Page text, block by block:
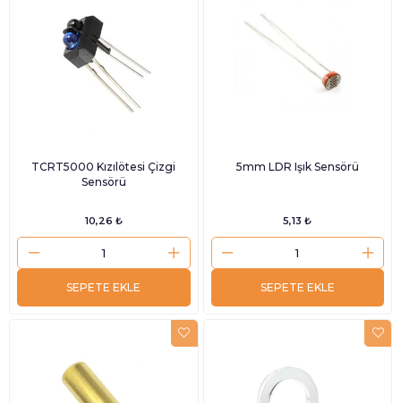
TCRT5000 Kızılötesi Çizgi
Sensörü
10,26 ₺
SEPETE EKLE
5mm LDR Işık Sensörü
5,13 ₺
SEPETE EKLE